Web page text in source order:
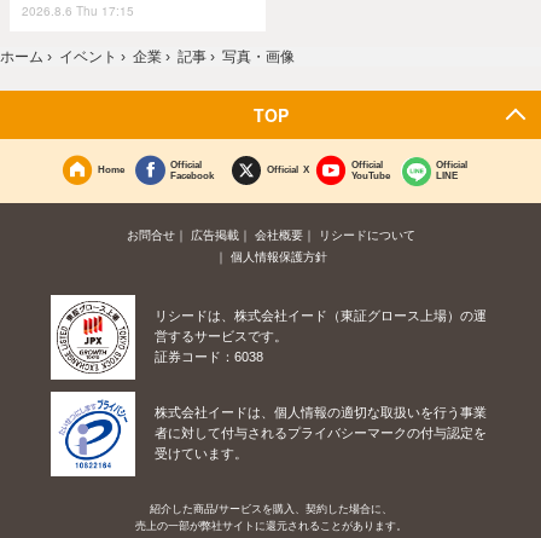
2026.8.6 Thu 17:15
ホーム › イベント › 企業 › 記事 › 写真・画像
TOP
Home
Official
Facebook
Official X
Official
YouTube
Official
LINE
お問合せ 広告掲載 会社概要
リシードについて
個人情報保護方針
リシードは、株式会社イード（東証グロース上場）の運
営するサービスです。
証券コード：6038
株式会社イードは、個人情報の適切な取扱いを行う事業
者に対して付与されるプライバシーマークの付与認定を
受けています。
紹介した商品/サービスを購入、契約した場合に、
売上の一部が弊社サイトに還元されることがあります。